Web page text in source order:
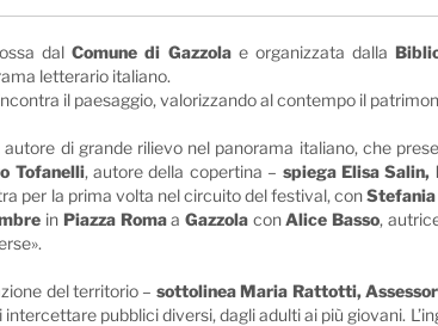
dalComune di Gazzolae organizzata dalla
letterario italiano.
il paesaggio, valorizzando al contempo il
autore di grande rilievo nel panorama italiano, che
Tofanelli, autore della copertina – spiega Elisa
per la prima volta nel circuito del festival, con
in Piazza Romaa Gazzola conAlice Basso,
del territorio – sottolinea Maria Rattotti,
pubblici diversi, dagli adulti ai più giovani.